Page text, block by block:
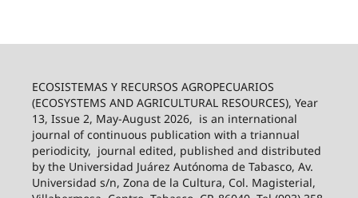
ECOSISTEMAS Y RECURSOS AGROPECUARIOS
(ECOSYSTEMS AND AGRICULTURAL RESOURCES), Year
13, Issue 2, May-August 2026, is an international
journal of continuous publication with a triannual
periodicity, journal edited, published and distributed
by the Universidad Juárez Autónoma de Tabasco, Av.
Universidad s/n, Zona de la Cultura, Col. Magisterial,